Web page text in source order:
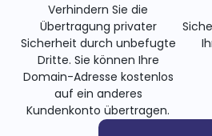
Verhindern Sie die
Übertragung privater
Sicherheit durch unbefugte
Dritte. Sie können Ihre
Domain-Adresse kostenlos
auf ein anderes
Kundenkonto übertragen.